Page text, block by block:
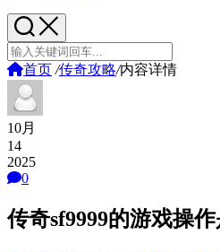
首页 /传奇攻略/内容详情
10月
14
2025
0
传奇sf9999的游戏操